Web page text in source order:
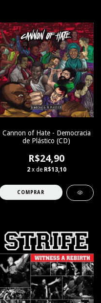
Cannon of Hate - Democracia
de Plástico (CD)
R$24,90
2 x de R$13,10